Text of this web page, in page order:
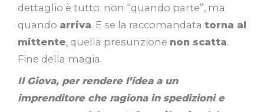
dettaglio è tutto: non “quando parte”, ma
quando arriva. E se la raccomandata torna al
mittente, quella presunzione non scatta.
Fine della magia.
Il Giova, per rendere l’idea a un
imprenditore che ragiona in spedizioni e